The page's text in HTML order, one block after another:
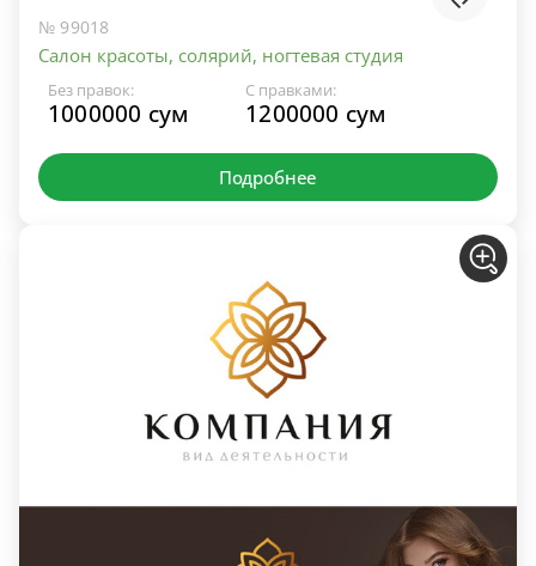
№ 99018
Салон красоты, солярий, ногтевая студия
Без правок:
1000000 сум
С правками:
1200000 сум
Подробнее